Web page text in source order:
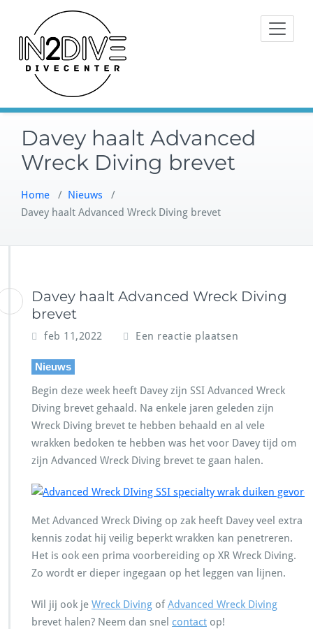
inhoud
Instructeurs met passie voor
Davey haalt Advanced
Wreck Diving brevet
Home / Nieuws /
Davey haalt Advanced Wreck Diving brevet
Davey haalt Advanced Wreck Diving
brevet
feb 11,2022 Een reactie plaatsen
Nieuws
Begin deze week heeft Davey zijn SSI Advanced Wreck
Diving brevet gehaald. Na enkele jaren geleden zijn
Wreck Diving brevet te hebben behaald en al vele
wrakken bedoken te hebben was het voor Davey tijd om
zijn Advanced Wreck Diving brevet te gaan halen.
Met Advanced Wreck Diving op zak heeft Davey veel extra
kennis zodat hij veilig beperkt wrakken kan penetreren.
Het is ook een prima voorbereiding op XR Wreck Diving.
Zo wordt er dieper ingegaan op het leggen van lijnen.
Wil jij ook je Wreck Diving ofAdvanced Wreck Diving
brevet halen? Neem dan snel contact op!